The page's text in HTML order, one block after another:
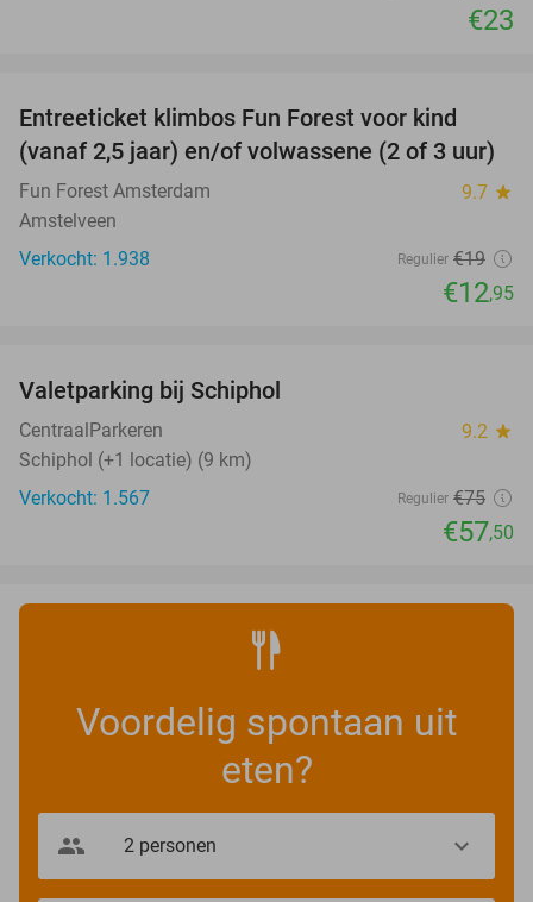
€23
Entreeticket klimbos Fun Forest voor kind
(vanaf 2,5 jaar) en/of volwassene (2 of 3 uur)
Fun Forest Amsterdam 9.7 star
Amstelveen
Verkocht: 1.938
Regulier €19
€12,95
Valetparking bij Schiphol
CentraalParkeren 9.2 star
Schiphol (+1 locatie) (9 km)
Verkocht: 1.567
Regulier €75
€57,50
Voordelig spontaan uit
eten?